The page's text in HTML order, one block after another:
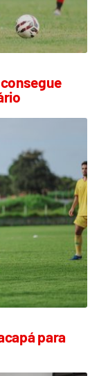
para